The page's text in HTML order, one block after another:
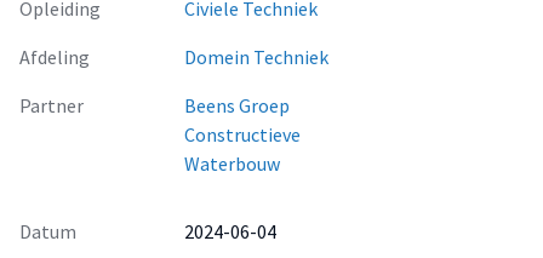
Opleiding
Civiele Techniek
Afdeling
Domein Techniek
Partner
Beens Groep
Constructieve
Waterbouw
Datum 2024-06-04